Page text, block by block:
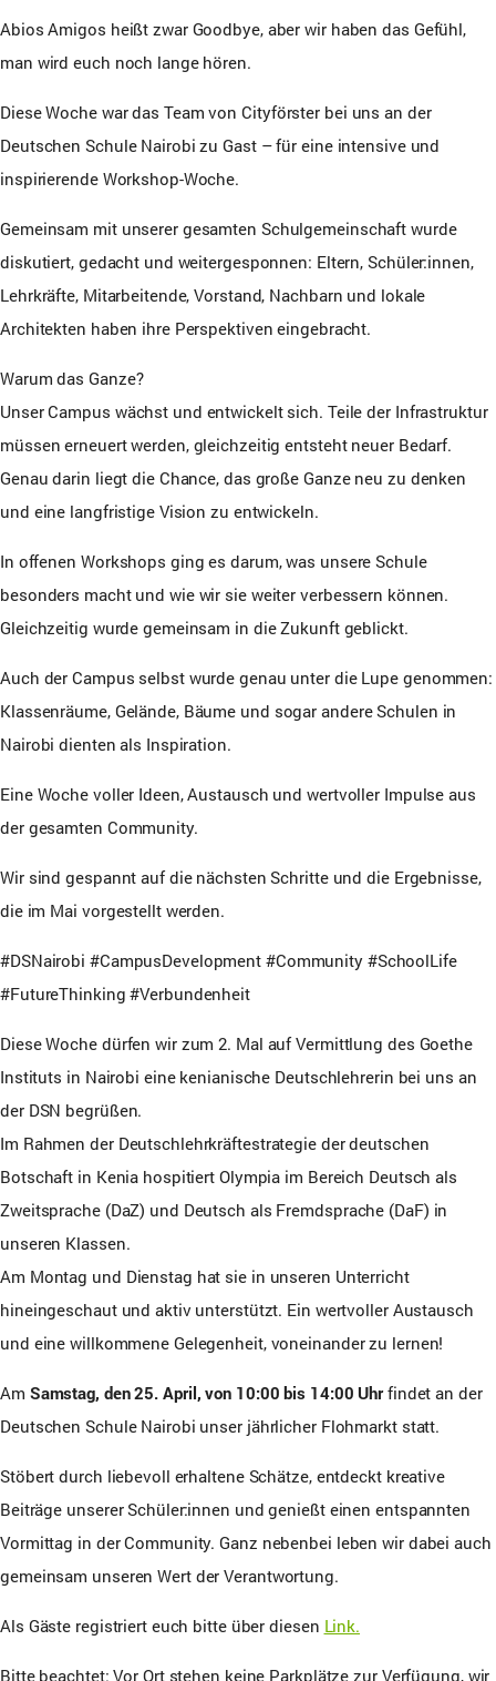
Abios Amigos heißt zwar Goodbye, aber wir haben das Gefühl,
man wird euch noch lange hören.
Diese Woche war das Team vonCityförster bei uns an der
Deutschen Schule Nairobi zu Gast – für eine intensive und
inspirierende Workshop-Woche.
Gemeinsam mit unserer gesamten Schulgemeinschaft wurde
diskutiert, gedacht und weitergesponnen: Eltern, Schüler:innen,
Lehrkräfte, Mitarbeitende, Vorstand, Nachbarn und lokale
Architekten haben ihre Perspektiven eingebracht.
Warum das Ganze?
Unser Campus wächst und entwickelt sich. Teile der Infrastruktur
müssen erneuert werden, gleichzeitig entsteht neuer Bedarf.
Genau darin liegt die Chance, das große Ganze neu zu denken
und eine langfristige Vision zu entwickeln.
In offenen Workshops ging es darum, was unsere Schule
besonders macht und wie wir sie weiter verbessern können.
Gleichzeitig wurde gemeinsam in die Zukunft geblickt.
Auch der Campus selbst wurde genau unter die Lupe genommen:
Klassenräume, Gelände, Bäume und sogar andere Schulen in
Nairobi dienten als Inspiration.
Eine Woche voller Ideen, Austausch und wertvoller Impulse aus
der gesamten Community.
Wir sind gespannt auf die nächsten Schritte und die Ergebnisse,
die im Mai vorgestellt werden.
#DSNairobi #CampusDevelopment #Community #SchoolLife
#FutureThinking #Verbundenheit
Diese Woche dürfen wir zum 2. Mal auf Vermittlung des Goethe
Instituts in Nairobi eine kenianische Deutschlehrerin bei uns an
der DSN begrüßen.
Im Rahmen der Deutschlehrkräftestrategie der deutschen
Botschaft in Kenia hospitiert Olympia im Bereich Deutsch als
Zweitsprache (DaZ) und Deutsch als Fremdsprache (DaF) in
unseren Klassen.
Am Montag und Dienstag hat sie in unseren Unterricht
hineingeschaut und aktiv unterstützt. Ein wertvoller Austausch
und eine willkommene Gelegenheit, voneinander zu lernen!
Am Samstag, den 25. April, von 10:00 bis 14:00 Uhrfindet an der
Deutschen Schule Nairobi unser jährlicher Flohmarkt statt.
Stöbert durch liebevoll erhaltene Schätze, entdeckt kreative
Beiträge unserer Schüler:innen und genießt einen entspannten
Vormittag in der Community. Ganz nebenbei leben wir dabei auch
gemeinsam unseren Wert der Verantwortung.
Als Gäste registriert euch bitte über diesen Link.
Bitte beachtet: Vor Ort stehen keine Parkplätze zur Verfügung, wir